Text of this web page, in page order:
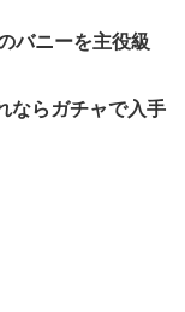
バニーを主役級
ならガチャで入手